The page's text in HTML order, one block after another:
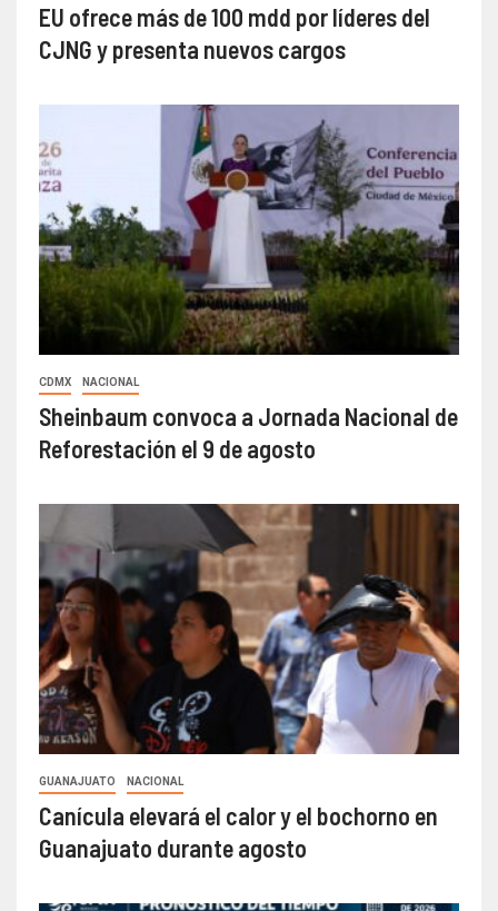
EU ofrece más de 100 mdd por líderes del
CJNG y presenta nuevos cargos
CDMX NACIONAL
Sheinbaum convoca a Jornada Nacional de
Reforestación el 9 de agosto
GUANAJUATO NACIONAL
Canícula elevará el calor y el bochorno en
Guanajuato durante agosto